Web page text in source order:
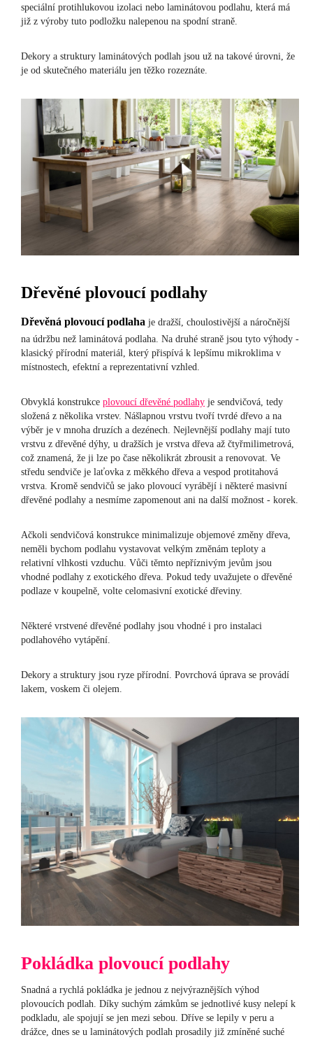
speciální protihlukovou izolaci nebo laminátovou podlahu, která má
již z výroby tuto podložku nalepenou na spodní straně.
Dekory a struktury laminátových podlah jsou už na takové úrovni, že
je od skutečného materiálu jen těžko rozeznáte.
Dřevěné plovoucí podlahy
Dřevěná plovoucí podlaha je dražší, choulostivější a náročnější
na údržbu než laminátová podlaha. Na druhé straně jsou tyto výhody -
klasický přírodní materiál, který přispívá k lepšímu mikroklima v
místnostech, efektní a reprezentativní vzhled.
Obvyklá konstrukce plovoucí dřevěné podlahy je sendvičová, tedy
složená z několika vrstev. Nášlapnou vrstvu tvoří tvrdé dřevo a na
výběr je v mnoha druzích a dezénech. Nejlevnější podlahy mají tuto
vrstvu z dřevěné dýhy, u dražších je vrstva dřeva až čtyřmilimetrová,
což znamená, že ji lze po čase několikrát zbrousit a renovovat. Ve
středu sendviče je laťovka z měkkého dřeva a vespod protitahová
vrstva. Kromě sendvičů se jako plovoucí vyrábějí i některé masivní
dřevěné podlahy a nesmíme zapomenout ani na další možnost - korek.
Ačkoli sendvičová konstrukce minimalizuje objemové změny dřeva,
neměli bychom podlahu vystavovat velkým změnám teploty a
relativní vlhkosti vzduchu. Vůči těmto nepříznivým jevům jsou
vhodné podlahy z exotického dřeva. Pokud tedy uvažujete o dřevěné
podlaze v koupelně, volte celomasivní exotické dřeviny.
Některé vrstvené dřevěné podlahy jsou vhodné i pro instalaci
podlahového vytápění.
Dekory a struktury jsou ryze přírodní. Povrchová úprava se provádí
lakem, voskem či olejem.
Pokládka plovoucí podlahy
Snadná a rychlá pokládka je jednou z nejvýraznějších výhod
plovoucích podlah. Díky suchým zámkům se jednotlivé kusy nelepí k
podkladu, ale spojují se jen mezi sebou. Dříve se lepily v peru a
drážce, dnes se u laminátových podlah prosadily již zmíněné suché